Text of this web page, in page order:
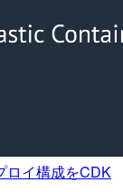
ロイ構成をCDK